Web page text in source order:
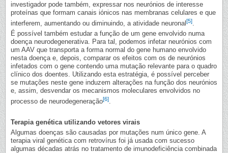
investigador pode também, expressar nos neurónios de interesse
proteínas que formam canais iónicos nas membranas celulares e que
interferem, aumentando ou diminuindo, a atividade neuronal[5].
É possível também estudar a função de um gene envolvido numa
doença neurodegenerativa. Para tal, podemos infetar neurónios com
um AAV que transporta a forma normal do gene humano envolvido
nesta doença e, depois, comparar os efeitos com os de neurónios
infetados com o gene contendo uma mutação relevante para o quadro
clínico dos doentes. Utilizando esta estratégia, é possível perceber
se mutações neste gene induzem alterações na função dos neurónios
e, assim, desvendar os mecanismos moleculares envolvidos no
processo de neurodegeneração[6].
Terapia genética utilizando vetores virais
Algumas doenças são causadas por mutações num único gene. A
terapia viral genética com retrovírus foi já usada com sucesso
algumas décadas atrás no tratamento de imunodeficiência combinada